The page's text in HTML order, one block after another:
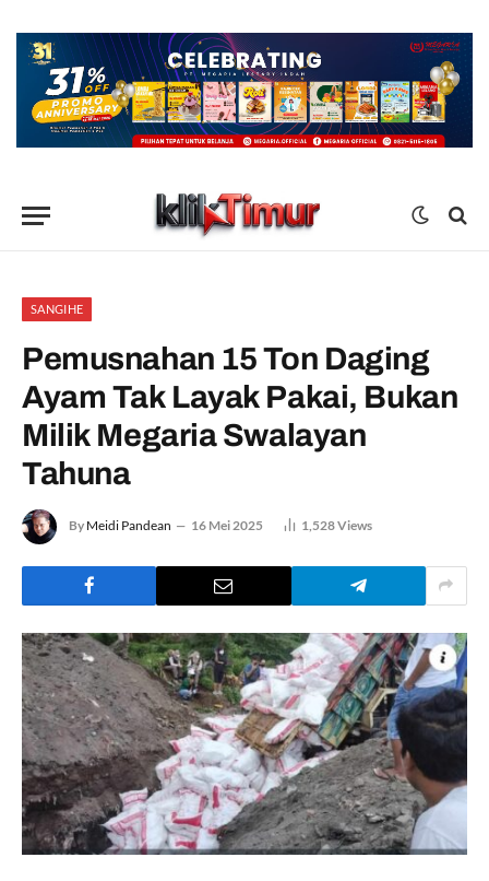
SANGIHE
Pemusnahan 15 Ton Daging
Ayam Tak Layak Pakai, Bukan
Milik Megaria Swalayan
Tahuna
By Meidi Pandean 16 Mei 2025 1,528Views